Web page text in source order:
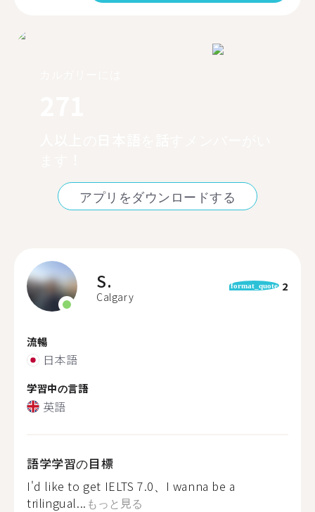
アプリをダウンロードする
S.
Calgary
format_quote 2
流暢
日本語
学習中の言語
英語
語学学習の目標
I'd like to get IELTS 7.0、I wanna be a
trilingual... もっと見る